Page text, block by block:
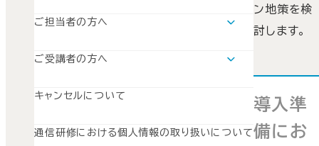
ご担当者の方へ
SuperGraceのご案内
ご受講者の方へ
キャンセルについて
通信研修における個人情報の取り扱いについて
ン地策を検
討します。
導入準
備にお